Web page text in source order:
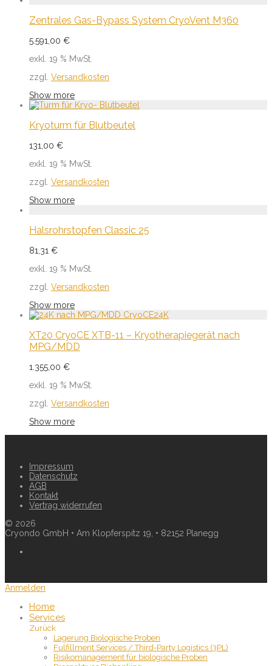
Zentrales Gas-Bypass System CryoVent M360
5.591,00 €
exkl. 19 % MwSt.
zzgl. Versandkosten
Show more
Kryoturm für Blutbeutel
131,00 €
exkl. 19 % MwSt.
zzgl. Versandkosten
Show more
Halsrohrstopfen Classic 25
81,31 €
exkl. 19 % MwSt.
zzgl. Versandkosten
Show more
XT20 CryoCE XTB-11 – Kryotherapiegerät nach
MPG/MDD
1.355,00 €
exkl. 19 % MwSt.
zzgl. Versandkosten
Show more
Impressum
Datenschutz
AGB
Kontakt
Vertrag widerrufen
© 2026
Cryondo GmbH • Am Klopferspitz 19, • 82152 Planegg
Anmelden
Home
Services
Zurück
Lagerung Biologische Proben
Fulfillment Services / Third-Party Logistics (3PL)
Risikomanagement für biologische Proben